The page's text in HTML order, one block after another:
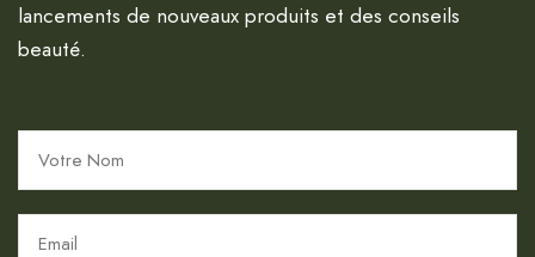
lancements de nouveaux produits et des conseils
beauté.